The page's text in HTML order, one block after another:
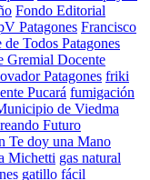
Fondo Editorial
Patagones Francisco
de Todos Patagones
Gremial Docente
Patagones friki
Pucará fumigación
de Viedma
Futuro
Te doy una Mano
Michetti gas natural
gatillo fácil